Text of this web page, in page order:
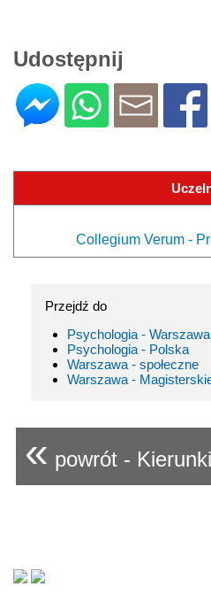
Udostępnij
Collegium Verum -
Przejdź do
Psychologia - Warszawa
Psychologia - Polska
Warszawa - społeczne
Warszawa -
« powrót -